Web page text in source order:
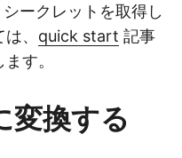
ークレットを取得し
、 quick start 記事
す。
変換する